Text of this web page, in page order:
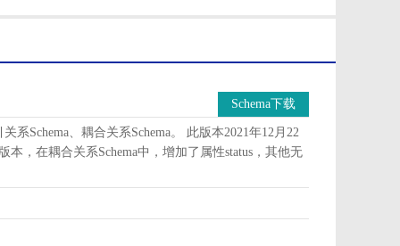
Schema下载
系Schema、耦合关系Schema。 此版本2021年12月22
本，在耦合关系Schema中，增加了属性status，其他无